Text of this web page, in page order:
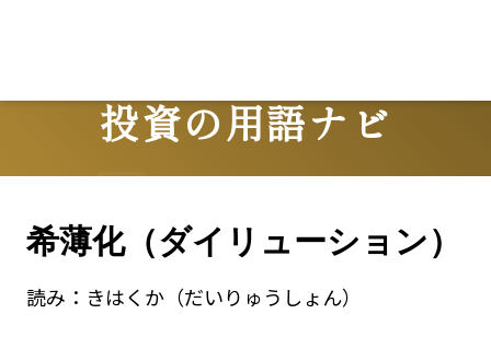
投資の用語ナビ
Terms
希薄化（ダイリューション）
読み： きはくか（だいりゅうしょん）